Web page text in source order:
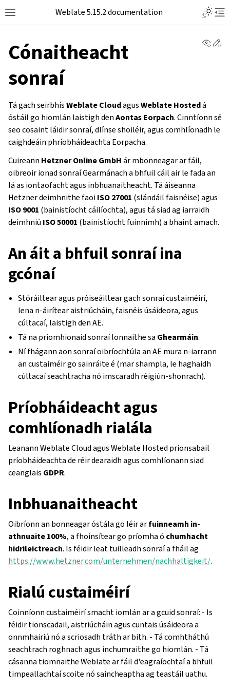
Weblate 5.15.2 documentation
Cónaitheacht
sonraí
Tá gach seirbhísWeblate CloudagusWeblate Hostedá
óstáil go hiomlán laistigh denAontas Eorpach. Cinntíonn sé
seo cosaint láidir sonraí, dlínse shoiléir, agus comhlíonadh le
caighdeáin phríobháideachta Eorpacha.
Cuireann Hetzner Online GmbHár mbonneagar ar fáil,
oibreoir ionad sonraí Gearmánach a bhfuil cáil air le fada an
lá as iontaofacht agus inbhuanaitheacht. Tá áiseanna
Hetzner deimhnithe faoiISO 27001 (slándáil faisnéise) agus
ISO 9001 (bainistíocht cáilíochta), agus tá siad ag iarraidh
deimhniú ISO 50001 (bainistíocht fuinnimh) a bhaint amach.
An áit a bhfuil sonraí ina
gcónaí
Stóráiltear agus próiseáiltear gach sonraí custaiméirí,
lena n-áirítear aistriúcháin, faisnéis úsáideora, agus
cúltacaí, laistigh den AE.
Tá na príomhionaid sonraí lonnaithe sa Ghearmáin.
Ní fhágann aon sonraí oibríochtúla an AE mura n-iarrann
an custaiméir go sainráite é (mar shampla, le haghaidh
cúltacaí seachtracha nó imscaradh réigiún-shonrach).
Príobháideacht agus
comhlíonadh rialála
Leanann Weblate Cloud agus Weblate Hosted prionsabail
príobháideachta de réir dearaidh agus comhlíonann siad
ceanglais GDPR.
Inbhuanaitheacht
Oibríonn an bonneagar óstála go léir arfuinneamh in-
athnuaite 100%, a fhoinsítear go príomha ó chumhacht
hidrileictreach. Is féidir leat tuilleadh sonraí a fháil ag
https://www.hetzner.com/unternehmen/nachhaltigkeit/.
Rialú custaiméirí
Coinníonn custaiméirí smacht iomlán ar a gcuid sonraí: - Is
féidir tionscadail, aistriúcháin agus cuntais úsáideora a
onnmhairiú nó a scriosadh tráth ar bith. - Tá comhtháthú
seachtrach roghnach agus inchumraithe go hiomlán. - Tá
cásanna tiomnaithe Weblate ar fáil d'eagraíochtaí a bhfuil
timpeallachtaí scoite nó saincheaptha ag teastáil uathu.